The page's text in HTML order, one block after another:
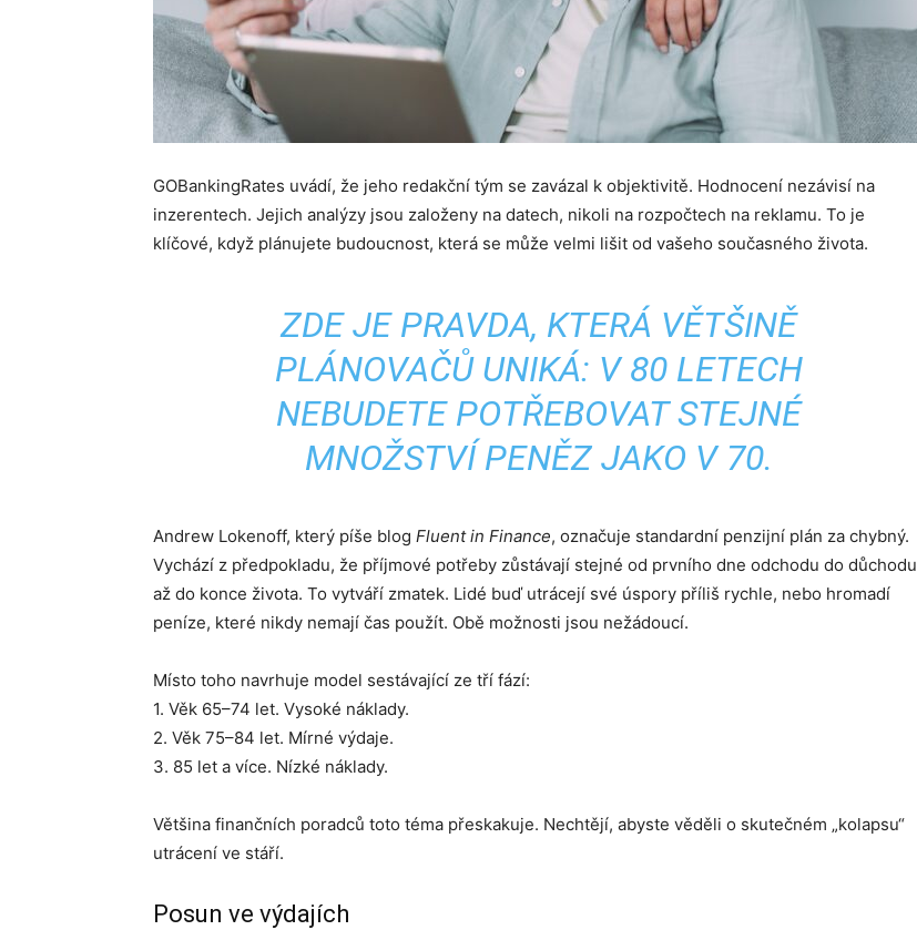
GOBankingRates uvádí, že jeho redakční tým se zavázal k objektivitě. Hodnocení nezávisí na
inzerentech. Jejich analýzy jsou založeny na datech, nikoli na rozpočtech na reklamu. To je
klíčové, když plánujete budoucnost, která se může velmi lišit od vašeho současného života.
ZDE JE PRAVDA, KTERÁ VĚTŠINĚ
PLÁNOVAČŮ UNIKÁ: V 80 LETECH
NEBUDETE POTŘEBOVAT STEJNÉ
MNOŽSTVÍ PENĚZ JAKO V 70.
Andrew Lokenoff, který píše blog Fluent in Finance, označuje standardní penzijní plán za chybný.
Vychází z předpokladu, že příjmové potřeby zůstávají stejné od prvního dne odchodu do důchodu
až do konce života. To vytváří zmatek. Lidé buď utrácejí své úspory příliš rychle, nebo hromadí
peníze, které nikdy nemají čas použít. Obě možnosti jsou nežádoucí.
Místo toho navrhuje model sestávající ze tří fází:
1. Věk 65–74 let. Vysoké náklady.
2. Věk 75–84 let. Mírné výdaje.
3. 85 let a více. Nízké náklady.
Většina finančních poradců toto téma přeskakuje. Nechtějí, abyste věděli o skutečném „kolapsu“
utrácení ve stáří.
Posun ve výdajích